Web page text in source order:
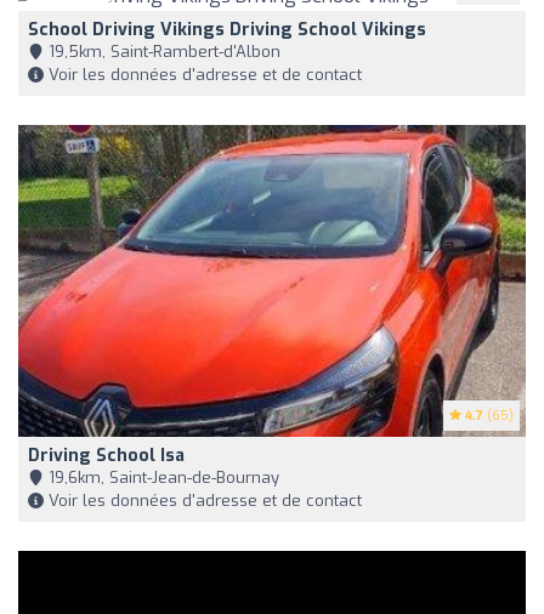
School Driving Vikings Driving School Vikings
19,5km, Saint-Rambert-d'Albon
Voir les données d'adresse et de contact
4.7 (65)
Driving School Isa
19,6km, Saint-Jean-de-Bournay
Voir les données d'adresse et de contact